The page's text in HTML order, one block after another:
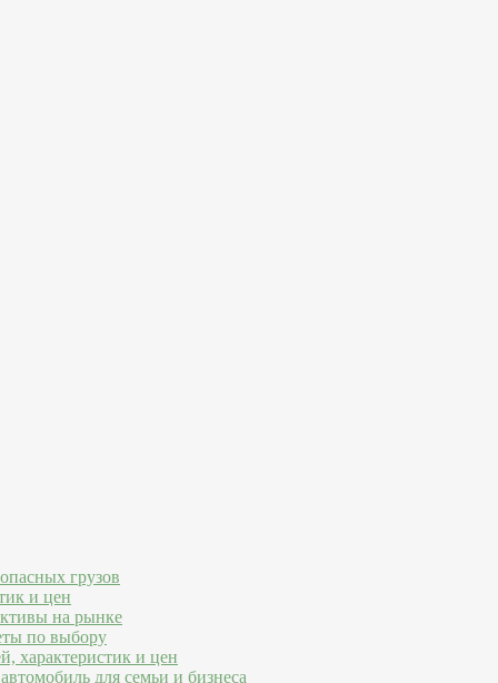
грузов
и цен
на рынке
по выбору
характеристик и цен
для семьи и бизнеса